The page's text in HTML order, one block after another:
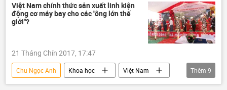
Việt Nam chính thức sản xuất linh kiện
động cơ máy bay cho các "ông lớn thế
giới"?
21 Tháng Chín 2017, 17:47
Chu Ngọc Anh Khoa học
Việt Nam
Xã hội
Hà Nội
Thêm 9